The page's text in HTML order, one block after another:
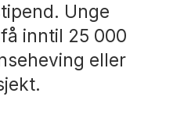
Unge
inntil 25 000
eller